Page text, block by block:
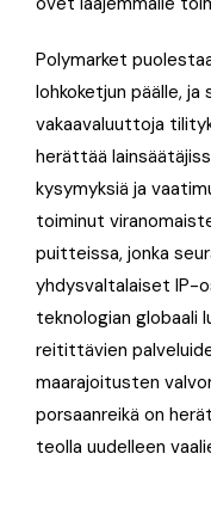
Polymarket
lohkoketjun päälle,
vakaavaluuttoja
herättää
kysymyksiä ja
toiminut
puitteissa, jonka
yhdysvaltalaiset IP-
teknologian globaali
reitittävien
maarajoitusten
porsaanreikä on
teolla uudelleen